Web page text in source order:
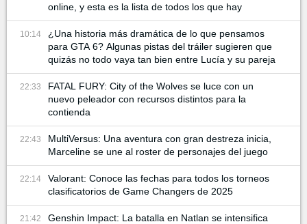
online, y esta es la lista de todos los que hay
10:14
¿Una historia más dramática de lo que pensamos
para GTA 6? Algunas pistas del tráiler sugieren que
quizás no todo vaya tan bien entre Lucía y su pareja
22:33
FATAL FURY: City of the Wolves se luce con un
nuevo peleador con recursos distintos para la
contienda
22:43
MultiVersus: Una aventura con gran destreza inicia,
Marceline se une al roster de personajes del juego
22:14
Valorant: Conoce las fechas para todos los torneos
clasificatorios de Game Changers de 2025
21:42
Genshin Impact: La batalla en Natlan se intensifica